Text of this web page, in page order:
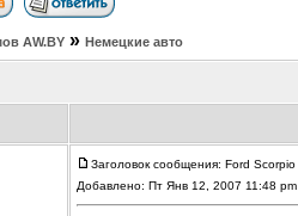
АW.BY» Немецкие авто
Заголовок сообщения: Ford Scorpio
Добавлено: Пт Янв 12, 2007 11:48 pm